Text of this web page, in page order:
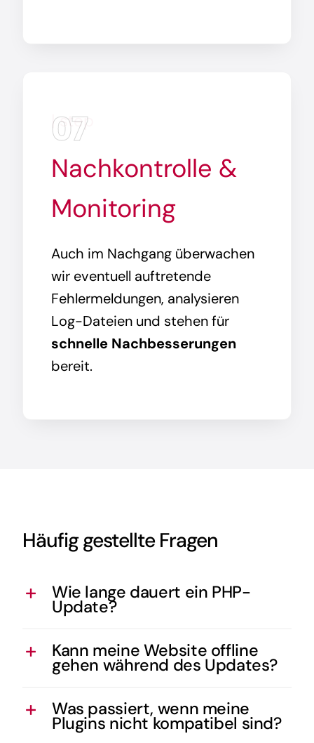
07
| step
Nachkontrolle &
Monitoring
Auch im Nachgang überwachen
wir eventuell auftretende
Fehlermeldungen, analysieren
Log-Dateien und stehen für
schnelle Nachbesserungen
bereit.
Häufig gestellte Fragen
Wie lange dauert ein PHP-
Update?
Kann meine Website offline
gehen während des Updates?
Was passiert, wenn meine
Plugins nicht kompatibel sind?